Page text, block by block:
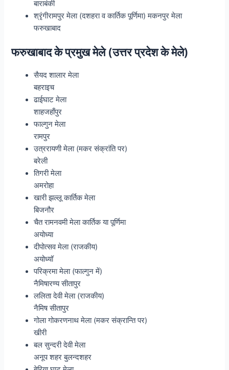
बाराबंकी
श्रृंगीरामपुर मेला (दशहरा व कार्तिक पूर्णिमा) मकनपुर मेला
फरुखाबाद
फरुखाबाद के प्रमुख मेले (उत्तर प्रदेश के मेले)
सैयद शालार मेला
बहराइच
ढाईघाट मेला
शाहजहाँपुर
फाल्गुन मेला
रामपुर
उत्ररायणी मेला (मकर संक्रांति पर)
बरेली
तिगरी मेला
अमरोहा
खारी झल्लू कार्तिक मेला
बिजनौर
चैत रामनवमी मेला कार्तिक या पूर्णिमा
अयोध्या
दीपोत्सव मेला (राजकीय)
अयोध्यॉ
परिक्रमा मेला (फाल्गुन में)
नैमिषारण्य सीतापुर
ललिता देवी मेला (राजकीय)
नैमिष सीतापुर
गोला गोकरणनाथ मेला (मकर संक्रान्ति पर)
खीरी
बल सुन्दरी देवी मेला
अनूप शहर बुलन्दशहर